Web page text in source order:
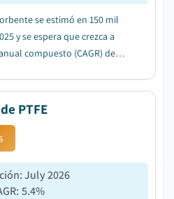
se estimó en 150 mil
y se espera que crezca a
compuesto (CAGR) del
PTFE
:July 2026
5.4%